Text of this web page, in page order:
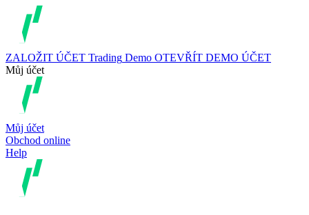
ZALOŽIT ÚČET Trading Demo OTEVŘÍT DEMO ÚČET
Můj účet
Můj účet
Obchod online
Help